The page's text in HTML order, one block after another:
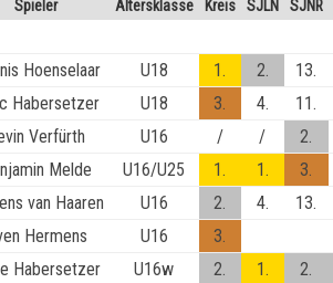
Spieler Altersklasse Kreis SJLN SJNR
Hoenselaar U18 1. 2.
13.
Habersetzer
U18 3. 4.
11.
Verfürth
U16 / /
2.
Melde
U16/U25 1. 1. 3.
van Haaren
U16 2. 4.
13.
Hermens
U16
3.
Habersetzer
U16w 2. 1. 2.